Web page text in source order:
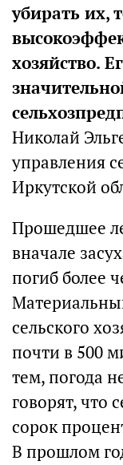
убирать их,
хозяйство.
Николай
управления
Иркутской
Прошедшее
вначале
погиб более
сельского
почти в 500
тем, погода
говорят, что
сорок
В прошлом